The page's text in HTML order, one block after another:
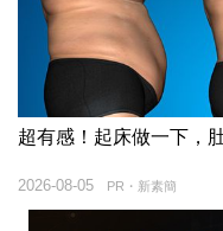
超有感！起床做一下，
PR・新素簡
2026-08-05